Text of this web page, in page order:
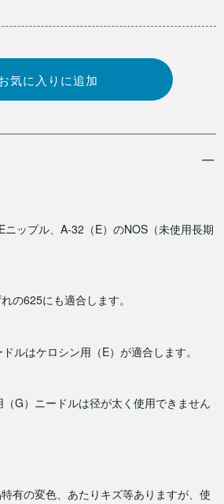
ニップル、A-32（E）のNOS（未使用長期
の625にも適合します。
ルはケロシン用（E）が適合します。
G）ニードルは径が太く使用できません
有の変色、あたりキズ等ありますが、使